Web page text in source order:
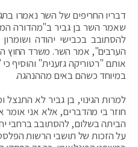
דבריו החריפים של השר נאמרו
שאמר השר בן גביר ב"מהדורה
להסתובב בכבישי יהודה
הערבים", אמר השר. משרד החוץ
אותם "רטוריקה גזענית" והוסיף
במיוחד כשהם באים מההנהגה.
למרות הגינוי, בן גביר לא
חוזר בי מהדברים, אלא אני אומר
הביתה בשלום, להסתובב ברחבי
על הזכות של תושבי הרשות